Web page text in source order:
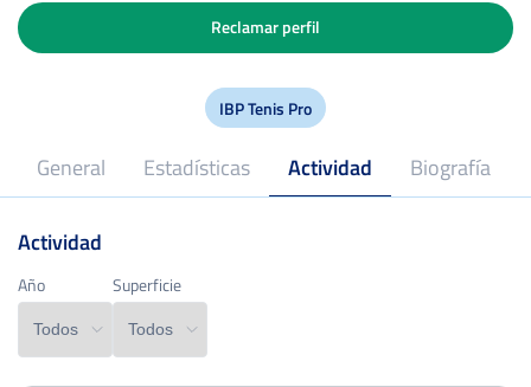
IBP Tenis Pro
General Estadísticas Actividad Biografía
Reclamar perfil
Profesional desde
Año Superficie
Actividad
Año Superficie